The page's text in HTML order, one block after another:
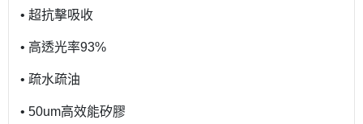
• 超抗擊吸收
• 高透光率93%
• 疏水疏油
• 50um高效能矽膠